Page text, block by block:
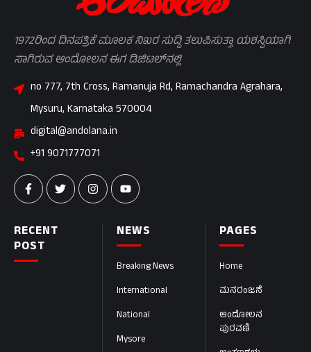
PAGES
Home
ಮನರಂಜನೆ
ಆಂದೋಲನ
ಪುರವಣಿ
NEWS
Breaking News
International
National
Mysore
RECENT
POST
1972ರಿಂದ ದಿನಪತ್ರಿಕೆ ಮೂಲಕ ನಿಖರ ಸುದ್ದಿ ತಲುಪಿಸುತ್ತಾ ಯಶಸ್ವಿಯಾಗಿ
ಸಾಗಿರುವ ಆಂದೋಲನ ಈಗ ಡಿಜಿಟಲ್‌ನಲ್ಲಿ
no 777, 7th Cross, Ramanuja Rd, Ramachandra Agrahara,
Mysuru, Karnataka 570004
digital@andolana.in
+91 9071777071